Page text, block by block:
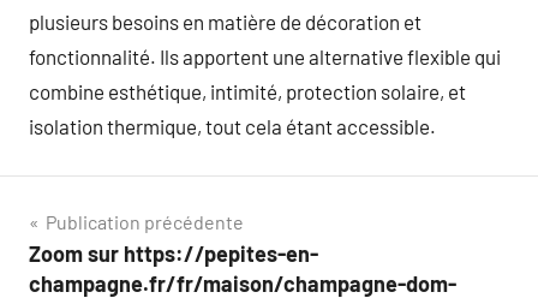
plusieurs besoins en matière de décoration et
fonctionnalité. Ils apportent une alternative flexible qui
combine esthétique, intimité, protection solaire, et
isolation thermique, tout cela étant accessible.
Navigation
de
Publication précédente
Zoom sur https://pepites-en-
champagne.fr/fr/maison/champagne-dom-